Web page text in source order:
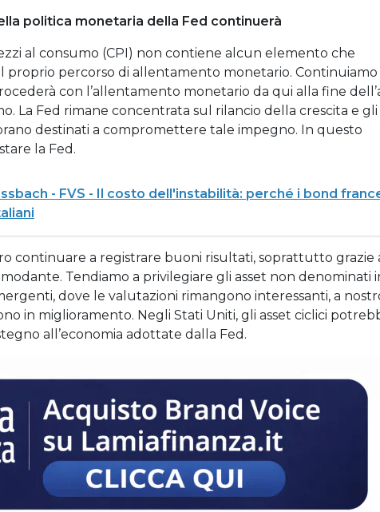
politica monetaria della Fed continuerà
al consumo (CPI) non contiene alcun elemento che
proprio percorso di allentamento monetario. Continuiamo
con l’allentamento monetario da qui alla fine
La Fed rimane concentrata sul rilancio della crescita e gli
destinati a compromettere tale impegno. In questo
la Fed.
- FVS - Il costo dell'instabilità: perché i bond
continuare a registrare buoni risultati, soprattutto grazie
Tendiamo a privilegiare gli asset non denominati
dove le valutazioni rimangono interessanti, a
in miglioramento. Negli Stati Uniti, gli asset ciclici
all’economia adottate dalla Fed.